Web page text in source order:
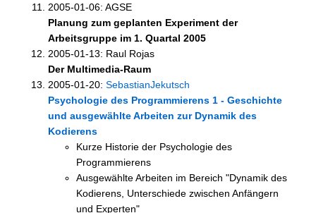
2005-01-06: AGSE
Planung zum geplanten Experiment der
Arbeitsgruppe im 1. Quartal 2005
2005-01-13: Raul Rojas
Der Multimedia-Raum
2005-01-20: SebastianJekutsch
Psychologie des Programmierens 1 - Geschichte
und ausgewählte Arbeiten zur Dynamik des
Kodierens
Kurze Historie der Psychologie des
Programmierens
Ausgewählte Arbeiten im Bereich "Dynamik des
Kodierens, Unterschiede zwischen Anfängern
und Experten"